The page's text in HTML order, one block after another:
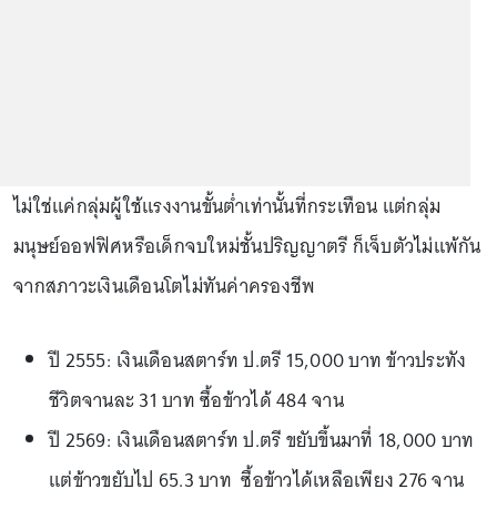
ไม่ใช่แค่กลุ่มผู้ใช้แรงงานขั้นต่ำเท่านั้นที่กระเทือน แต่กลุ่ม
มนุษย์ออฟฟิศหรือเด็กจบใหม่ชั้นปริญญาตรี ก็เจ็บตัวไม่แพ้กัน
จากสภาวะเงินเดือนโตไม่ทันค่าครองชีพ
ปี 2555: เงินเดือนสตาร์ท ป.ตรี 15,000 บาท ข้าวประทัง
ชีวิตจานละ 31 บาท ซื้อข้าวได้ 484 จาน
ปี 2569: เงินเดือนสตาร์ท ป.ตรี ขยับขึ้นมาที่ 18,000 บาท
แต่ข้าวขยับไป 65.3 บาท ซื้อข้าวได้เหลือเพียง 276 จาน